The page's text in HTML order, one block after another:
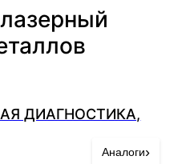
ДИАГНОСТИКА,
Аналоги›